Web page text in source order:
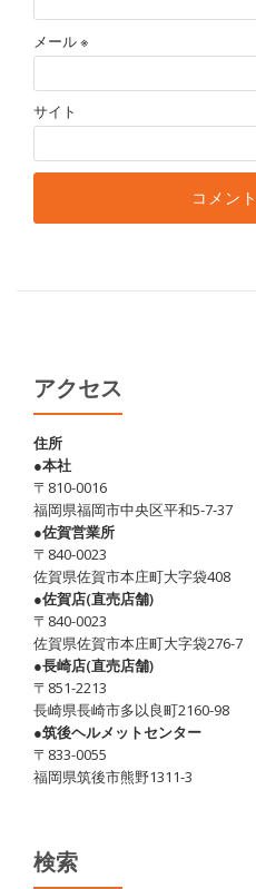
メール※
サイト
アクセス
住所
●本社
〒810-0016
福岡県福岡市中央区平和5-7-37
●佐賀営業所
〒840-0023
佐賀県佐賀市本庄町大字袋408
●佐賀店(直売店舗)
〒840-0023
佐賀県佐賀市本庄町大字袋276-7
●長崎店(直売店舗)
〒851-2213
長崎県長崎市多以良町2160-98
●筑後ヘルメットセンター
〒833-0055
福岡県筑後市熊野1311-3
検索